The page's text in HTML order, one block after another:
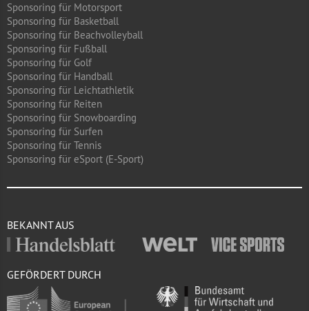
Sponsoring für Motorsport
Sponsoring für Basketball
Sponsoring für Beachvolleyball
Sponsoring für Fußball
Sponsoring für Golf
Sponsoring für Handball
Sponsoring für Leichtathletik
Sponsoring für Reiten
Sponsoring für Snowboarding
Sponsoring für Surfen
Sponsoring für Tennis
Sponsoring für eSport (E-Sport)
BEKANNT AUS
GEFÖRDERT DURCH